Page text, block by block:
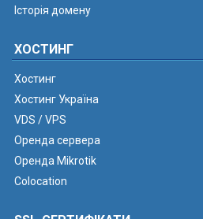
Історія домену
ХОСТИНГ
Хостинг
Хостинг Україна
VDS / VPS
Оренда сервера
Оренда Mikrotik
Colocation